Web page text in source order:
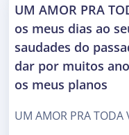
UM AMOR PRA
os meus dias ao
saudades do
dar por muitos
os meus planos
UM AMOR PRA TODA